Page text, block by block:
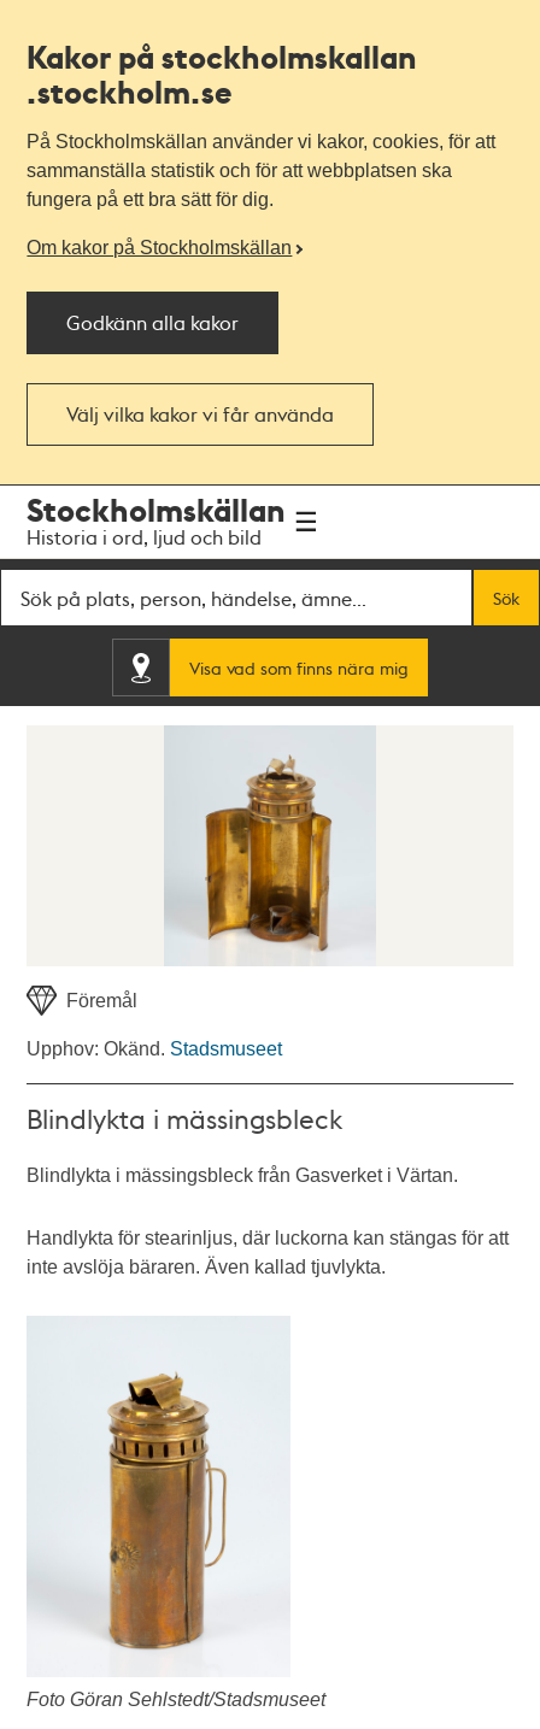
Kakor på stockholmskallan
.stockholm.se
På Stockholmskällan använder vi kakor, cookies, för att
sammanställa statistik och för att webbplatsen ska
fungera på ett bra sätt för dig.
Om kakor på Stockholmskällan
Godkänn alla kakor
Välj vilka kakor vi får använda
navigationen
huvudinnehållet
Stockholmskällan
Historia i ord, ljud och bild
Sök
Visa vad som finns nära mig
Föremål
Upphov: Okänd. Stadsmuseet
Blindlykta i mässingsbleck
Blindlykta i mässingsbleck från Gasverket i Värtan.
Handlykta för stearinljus, där luckorna kan stängas för att
inte avslöja bäraren. Även kallad tjuvlykta.
Foto Göran Sehlstedt/Stadsmuseet